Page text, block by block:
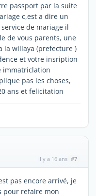
passport par la suite
c,est a dire un
de mariage il
de vous parents, une
la willaya (prefecture )
et votre insription
immatriclation
pas les choses,
ans et felicitation
il y a 16 ans #7
pas encore arrivé, je
pour refaire mon